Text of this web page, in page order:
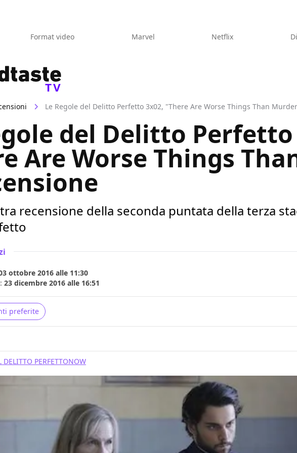
Format video Marvel Netflix
TV
Le Regole del Delitto Perfetto 3x02, "There Are Worse Things Than
del Delitto Perfetto
Are Worse Things
recensione della seconda puntata della terza
ottobre 2016 alle 11:30
23 dicembre 2016 alle 16:51
preferite
DELITTO PERFETTONOW